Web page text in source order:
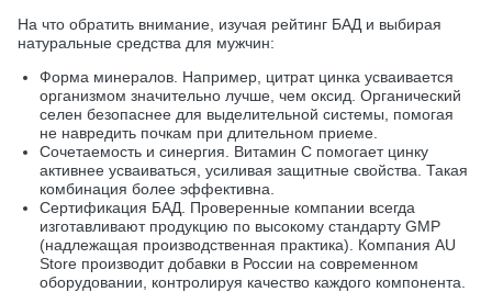
На что обратить внимание, изучая рейтинг БАД и выбирая
натуральные средства для мужчин:
Форма минералов. Например, цитрат цинка усваивается
организмом значительно лучше, чем оксид. Органический
селен безопаснее для выделительной системы, помогая
не навредить почкам при длительном приеме.
Сочетаемость и синергия. Витамин С помогает цинку
активнее усваиваться, усиливая защитные свойства. Такая
комбинация более эффективна.
Сертификация БАД. Проверенные компании всегда
изготавливают продукцию по высокому стандарту GMP
(надлежащая производственная практика). Компания AU
Store производит добавки в России на современном
оборудовании, контролируя качество каждого компонента.